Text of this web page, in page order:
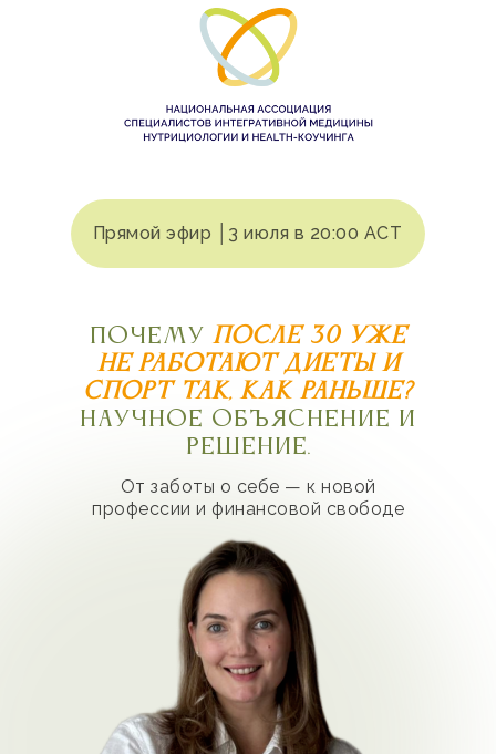
Прямой эфир │3 июля в 20:00 АСТ
От заботы о себе — к новой
профессии и финансовой свободе
Почему после 30 уже
не работают диеты и
спорт так, как раньше?
Научное объяснение и
решение.